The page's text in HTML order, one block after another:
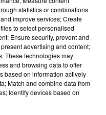
statistics or combinations
improve services; Create
to select personalised
Ensure security, prevent and
advertising and content;
These technologies may
and browsing data to offer
based on information actively
Match and combine data from
Identify devices based on